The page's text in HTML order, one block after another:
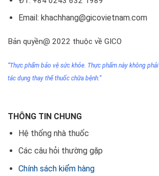
Email: khachhang@gicovietnam.com
Bản quyền@ 2022 thuộc về GICO
“Thực phẩm bảo vệ sức khỏe. Thực phẩm này không phải
tác dụng thay thế thuốc chữa bệnh.”
THÔNG TIN CHUNG
Hệ thống nhà thuốc
Các câu hỏi thường gặp
Chính sách kiểm hàng